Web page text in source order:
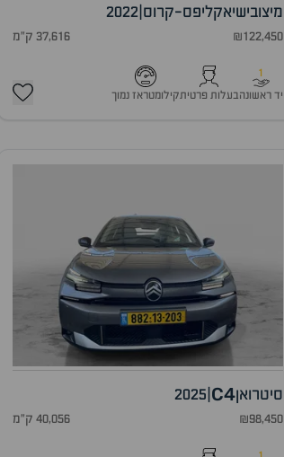
מיצובישיאקליפס-קרוס |
2022
₪122,450 37,616 ק"מ
1
יד ראשונהבעלות פרטיתקילומטראז נמוך
סיטרואןC4
2025
₪98,450 40,056 ק"מ